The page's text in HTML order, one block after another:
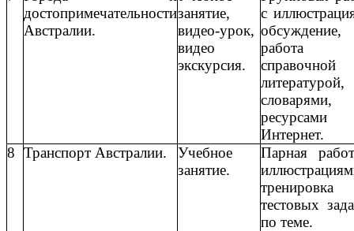
достопримечательности
Австралии.
занятие,
видео-урок,
видео
экскурсия.
с
обсуждение,
работа
справочной
литературой,
словарями,
ресурсами
Интернет.
8 Транспорт Австралии.
Учебное
занятие.
Парная
тренировка
тестовых
по теме.